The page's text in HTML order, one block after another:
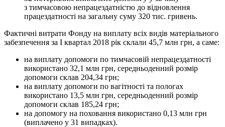
з тимчасовою непрацездатністю до відновлення
працездатності на загальну суму 320 тис. гривень.
Фактичні витрати Фонду на виплату всіх видів матеріального
забезпечення за І квартал 2018 рік склали 45,7 млн грн, а саме:
на виплату допомоги по тимчасовій непрацездатності
використано 32,1 млн грн, середньоденний розмір
допомоги склав 204,34 грн;
на виплату допомоги по вагітності та пологах
використано 13,5 млн грн, середньоденний розмір
допомоги склав 185,24 грн;
на допомогу на поховання використано 0,13 млн грн
(виплачено у 31 випадках).